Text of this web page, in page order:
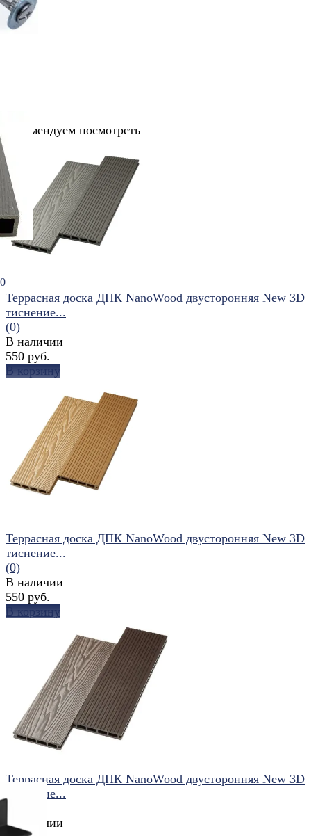
Рекомендуем посмотреть
избранное сравнить
Террасная доска ДПК NanoWood двусторонняя New 3D
тиснение...
(0)
В наличии
550 руб.
В корзину
избранное сравнить
Террасная доска ДПК NanoWood двусторонняя New 3D
тиснение...
(0)
В наличии
550 руб.
В корзину
Террасная доска ДПК NanoWood двусторонняя New 3D
тиснение...
В наличии